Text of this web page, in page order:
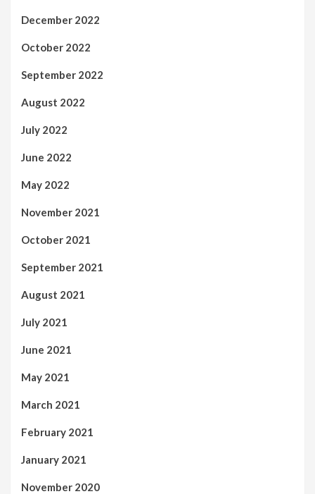
December 2022
October 2022
September 2022
August 2022
July 2022
June 2022
May 2022
November 2021
October 2021
September 2021
August 2021
July 2021
June 2021
May 2021
March 2021
February 2021
January 2021
November 2020